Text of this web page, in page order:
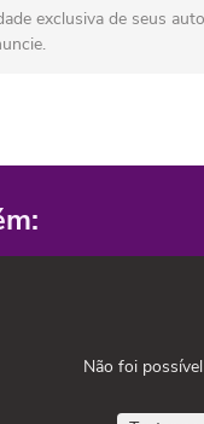
exclusiva de seus
Não foi